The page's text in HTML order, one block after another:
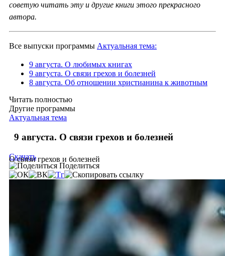
советую читать эту и другие книги этого прекрасного
автора.
Все выпуски программы Актуальная тема:
9 августа. О любимых книгах
9 августа. О связи грехов и болезней
8 августа. Об отношении христианина к животным
Читать полностью
Другие программы
Актуальная тема
9 августа. О связи грехов и болезней
О связи грехов и болезней
Скачать
Поделиться